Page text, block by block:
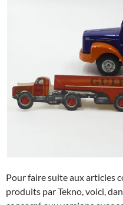
Pour faire suite aux articles
produits par Tekno, voici,